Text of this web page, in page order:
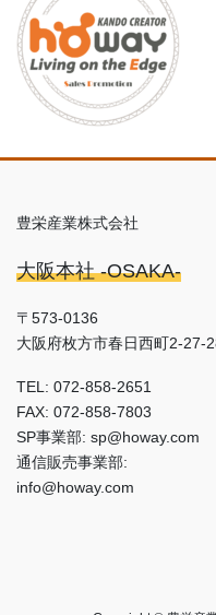
豊栄産業株式会社
大阪本社 -OSAKA-
〒573-0136
大阪府枚方市春日西町2-27-
TEL: 072-858-2651
FAX: 072-858-7803
SP事業部: sp@howay.com
通信販売事業部:
info@howay.com